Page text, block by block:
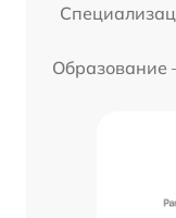
Образование